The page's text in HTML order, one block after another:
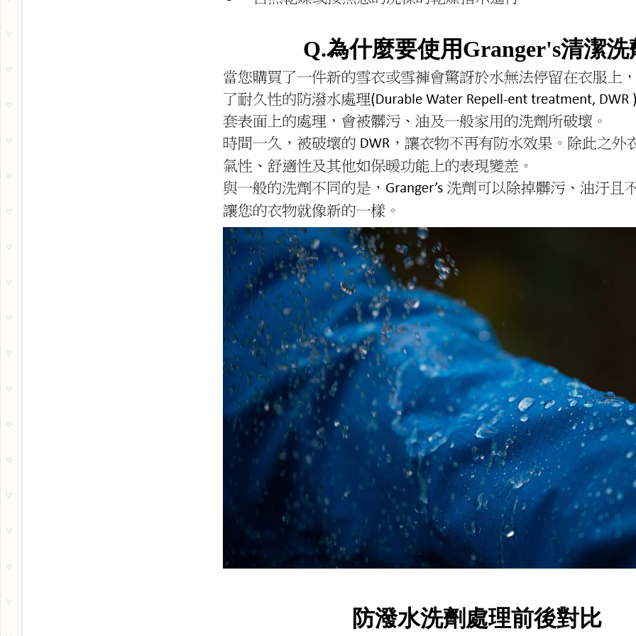
Q.為什麼要使用Granger's清潔洗
防潑水洗劑處理前後對比